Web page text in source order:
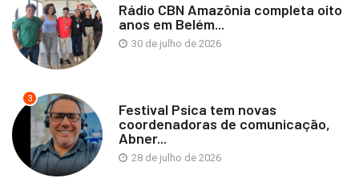
Rádio CBN Amazônia completa oito
anos em Belém...
30 de julho de 2026
3
Festival Psica tem novas
coordenadoras de comunicação,
Abner...
28 de julho de 2026